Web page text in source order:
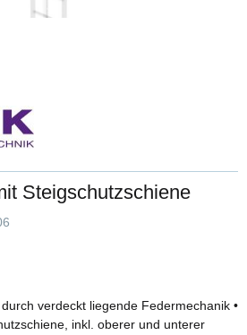
Steigschutzschiene
verdeckt liegende Federmechanik •
inkl. oberer und unterer